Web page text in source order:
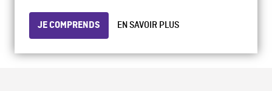
JE COMPRENDS EN SAVOIR PLUS
Protection des renseignements personnels
© 2026 Office national du film du Canada